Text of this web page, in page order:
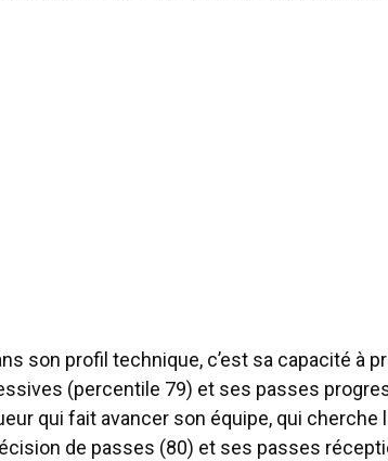
son profil technique, c’est sa capacité à
(percentile 79) et ses passes
qui fait avancer son équipe, qui cherche
de passes (80) et ses passes